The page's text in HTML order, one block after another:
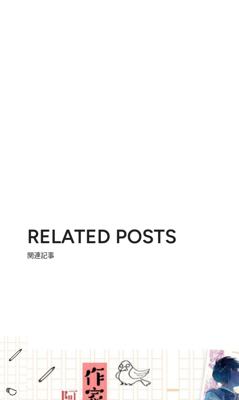
RELATED POSTS
関連記事